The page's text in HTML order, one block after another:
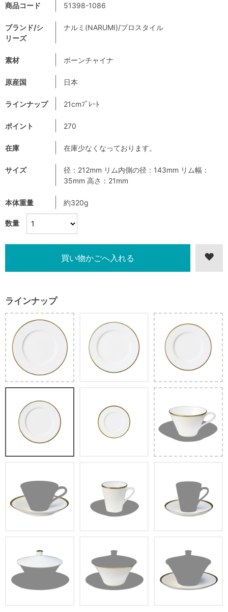
数量
商品コード 51398-1086
ブランド/シ
リーズ
ナルミ(NARUMI)/プロスタイル
素材 ボーンチャイナ
原産国 日本
ラインナップ 21cmﾌﾟﾚｰﾄ
ポイント 270
在庫 在庫少なくなっております。
サイズ
径：212mm リム内側の径：143mm リム幅：
35mm 高さ：21mm
本体重量 約320g
ラインナップ